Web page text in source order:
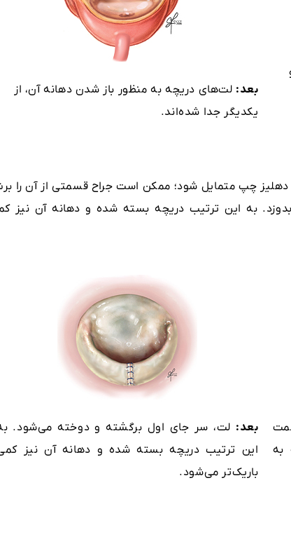
بعد: لت‌های دریچه به منظور باز شدن دهانه آن، از
یکدیگر جدا شده‌اند.
چپ متمایل شود؛ ممکن است جراح قسمتی از آن را
بدوزد. به این ترتیب دریچه بسته شده و دهانه آن نیز
به
بعد: لت، سر جای اول برگشته و دوخته می‌شود.
این ترتیب دریچه بسته شده و دهانه آن نیز
باریک‌تر می‌شود.